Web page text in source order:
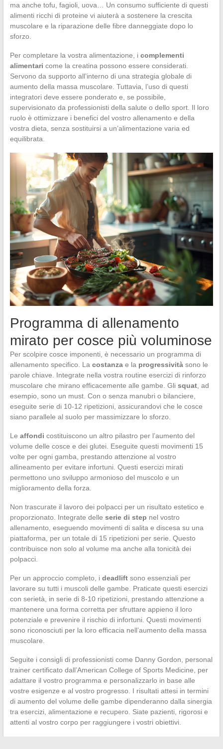
ma anche tofu, fagioli, uova… Un consumo sufficiente di questi
alimenti ricchi di proteine vi aiuterà a sostenere la crescita
muscolare e la riparazione delle fibre danneggiate dopo lo
sforzo.
Per completare la vostra alimentazione, i complementi
alimentari come la creatina possono essere considerati.
Servono da supporto all’interno di una strategia globale di
aumento della massa muscolare. Tuttavia, l’uso di questi
integratori deve essere ponderato e, se possibile,
supervisionato da professionisti della salute o dello sport. Il loro
ruolo è ottimizzare i benefici del vostro allenamento e della
vostra dieta, senza sostituirsi a un’alimentazione varia ed
equilibrata.
Programma di allenamento
mirato per cosce più voluminose
Per scolpire cosce imponenti, è necessario un programma di
allenamento specifico. La costanzae la progressivitàsono le
parole chiave. Integrate nella vostra routine esercizi di rinforzo
muscolare che mirano efficacemente alle gambe. Gli squat, ad
esempio, sono un must. Con o senza manubri o bilanciere,
eseguite serie di 10-12 ripetizioni, assicurandovi che le cosce
siano parallele al suolo per massimizzare lo sforzo.
Le affondi costituiscono un altro pilastro per l’aumento del
volume delle cosce e dei glutei. Eseguite questi movimenti 15
volte per ogni gamba, prestando attenzione al vostro
allineamento per evitare infortuni. Questi esercizi mirati
permettono uno sviluppo armonioso del muscolo e un
miglioramento della forza.
Non trascurate il lavoro dei polpacci per un risultato estetico e
proporzionato. Integrate delle serie di step nel vostro
allenamento, eseguendo movimenti di salita e discesa su una
piattaforma, per un totale di 15 ripetizioni per serie. Questo
contribuisce non solo al volume ma anche alla tonicità dei
polpacci.
Per un approccio completo, i deadliftsono essenziali per
lavorare su tutti i muscoli delle gambe. Praticate questi esercizi
con serietà, in serie di 8-10 ripetizioni, prestando attenzione a
mantenere una forma corretta per sfruttare appieno il loro
potenziale e prevenire il rischio di infortuni. Questi movimenti
sono riconosciuti per la loro efficacia nell’aumento della massa
muscolare.
Seguite i consigli di professionisti come Danny Gordon, personal
trainer certificato dall’American College of Sports Medicine, per
adattare il vostro programma e personalizzarlo in base alle
vostre esigenze e al vostro progresso. I risultati attesi in termini
di aumento del volume delle gambe dipenderanno dalla sinergia
tra esercizi, alimentazione e recupero. Siate pazienti, rigorosi e
attenti al vostro corpo per raggiungere i vostri obiettivi.